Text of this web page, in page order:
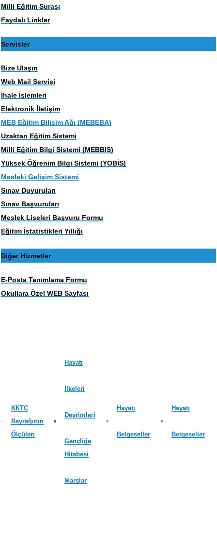
Milli Eğitim Şurası
Faydalı Linkler
Servisler
Bize Ulaşın
Web Mail Servisi
İhale İşlemleri
Elektronik İletişim
MEB Eğitim Bilişim Ağı (MEBEBA)
Uzaktan Eğitim Sistemi
Milli Eğitim Bilgi Sistemi (MEBBIS)
Yüksek Öğrenim Bilgi Sistemi (YOBİS)
Mesleki Gelişim Sistemi
Sınav Duyuruları
Sınav Başvuruları
Meslek Liseleri Başvuru Formu
Eğitim İstatistikleri Yıllığı
Diğer Hizmetler
E-Posta Tanımlama Formu
Okullara Özel WEB Sayfası
KKTC
Bayrağının
Ölçüleri
Hayatı
İlkeleri
Devrimleri
Gençliğe
Hitabesi
Marşlar
Hayatı
Belgeseller
Hayatı
Belgeseller